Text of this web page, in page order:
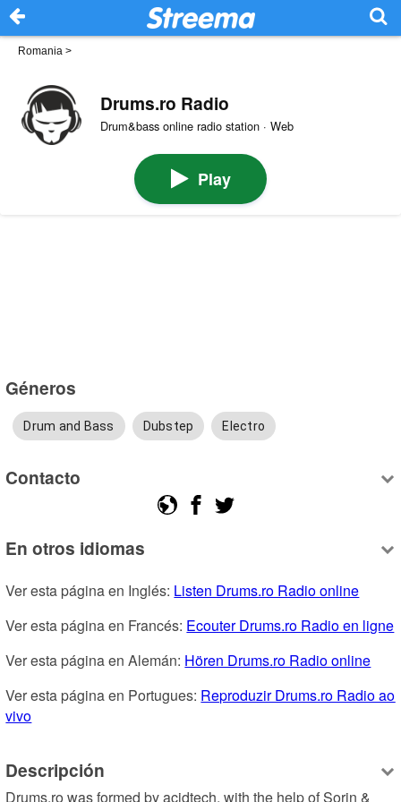
Romania >
Drums.ro Radio
Drum&bass online radio station · Web
Play
Géneros
Drum and Bass Dubstep Electro
Contacto
En otros idiomas
Ver esta página en Inglés: Listen Drums.ro Radio online
Ver esta página en Francés: Ecouter Drums.ro Radio en ligne
Ver esta página en Alemán: Hören Drums.ro Radio online
Ver esta página en Portugues: Reproduzir Drums.ro Radio ao
vivo
Descripción
Drums.ro was formed by acidtech, with the help of Sorin &